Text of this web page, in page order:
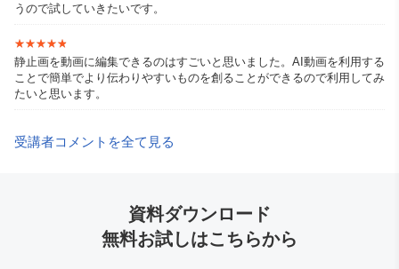
うので試していきたいです。
★★★★★
★★★★★
静止画を動画に編集できるのはすごいと思いました。AI動画を利用する
ことで簡単でより伝わりやすいものを創ることができるので利用してみ
たいと思います。
受講者コメントを全て見る
資料ダウンロード
無料お試しはこちらから